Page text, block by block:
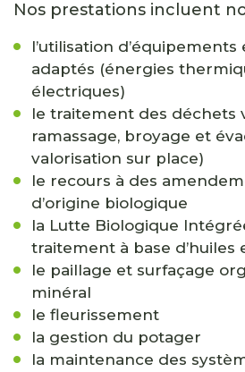
Nos prestations incluent
l’utilisation
adaptés (énergies
électriques)
le traitement des déchets
ramassage, broyage et
valorisation sur place)
le recours à des
d’origine biologique
la Lutte Biologique
traitement à base d’huiles
le paillage et surfaçage
minéral
le fleurissement
la gestion du potager
la maintenance des